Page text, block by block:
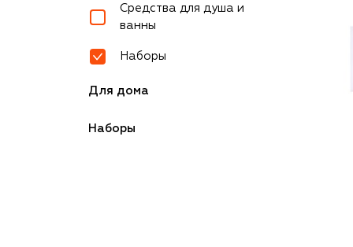
Средства для душа и
ванны
Наборы
Для дома
Наборы